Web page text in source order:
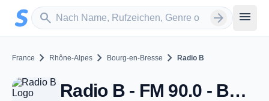
Zum Hauptinhalt springen
search
Sender suchen arrow_forward menu
France chevron_right Rhône-Alpes chevron_right Bourg-en-Bresse chevron_right Radio B
Radio B - FM 90.0 - Bourg-en-Bresse